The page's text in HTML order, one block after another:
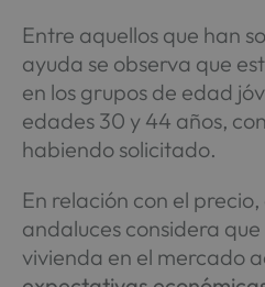
Entre aquellos que han
ayuda se observa que
en los grupos de edad
edades 30 y 44 años,
habiendo solicitado.
En relación con el precio,
andaluces considera
vivienda en el mercado